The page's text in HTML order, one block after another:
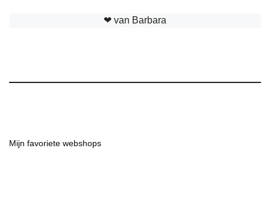
❤︎ van Barbara
Mijn favoriete webshops